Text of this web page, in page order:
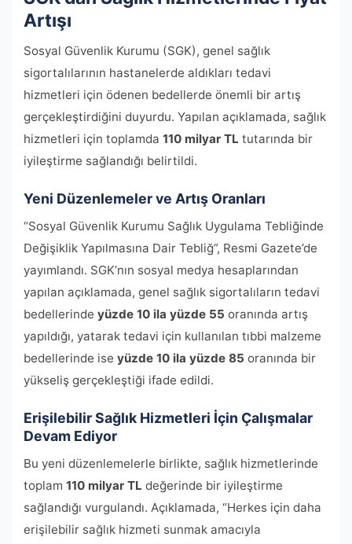
Artışı
Sosyal Güvenlik Kurumu (SGK), genel sağlık
sigortalılarının hastanelerde aldıkları tedavi
hizmetleri için ödenen bedellerde önemli bir artış
gerçekleştirdiğini duyurdu. Yapılan açıklamada, sağlık
hizmetleri için toplamda 110 milyar TL tutarında bir
iyileştirme sağlandığı belirtildi.
Yeni Düzenlemeler ve Artış Oranları
“Sosyal Güvenlik Kurumu Sağlık Uygulama Tebliğinde
Değişiklik Yapılmasına Dair Tebliğ”, Resmi Gazete’de
yayımlandı. SGK’nın sosyal medya hesaplarından
yapılan açıklamada, genel sağlık sigortalıların tedavi
bedellerinde yüzde 10 ila yüzde 55 oranında artış
yapıldığı, yatarak tedavi için kullanılan tıbbi malzeme
bedellerinde ise yüzde 10 ila yüzde 85 oranında bir
yükseliş gerçekleştiği ifade edildi.
Erişilebilir Sağlık Hizmetleri İçin Çalışmalar
Devam Ediyor
Bu yeni düzenlemelerle birlikte, sağlık hizmetlerinde
toplam 110 milyar TL değerinde bir iyileştirme
sağlandığı vurgulandı. Açıklamada, “Herkes için daha
erişilebilir sağlık hizmeti sunmak amacıyla